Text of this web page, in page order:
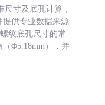
尺寸及底孔计算，
提供专业数据来源
纹底孔尺寸的常
（Φ5.18mm），并